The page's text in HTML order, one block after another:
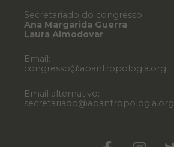
Secretariado do congresso:
Ana Margarida Guerra
Laura Almodovar
Email:
congresso@apantropologia.org
Email alternativo:
secretariado@apantropologia.org